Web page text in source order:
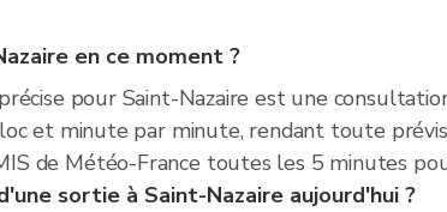
en ce moment ?
pour Saint-Nazaire est une
et minute par minute, rendant toute
de Météo-France toutes les 5 minutes
sortie à Saint-Nazaire aujourd'hui ?